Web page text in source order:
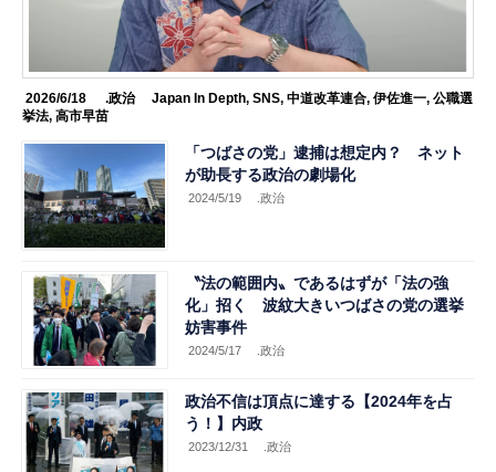
2026/6/18 .政治 Japan In Depth, SNS, 中道改革連合, 伊佐進一, 公職選
挙法,高市早苗
「つばさの党」逮捕は想定内？ ネット
が助長する政治の劇場化
2024/5/19 .政治
〝法の範囲内〟であるはずが「法の強
化」招く 波紋大きいつばさの党の選挙
妨害事件
2024/5/17 .政治
政治不信は頂点に達する【2024年を占
う！】内政
2023/12/31 .政治